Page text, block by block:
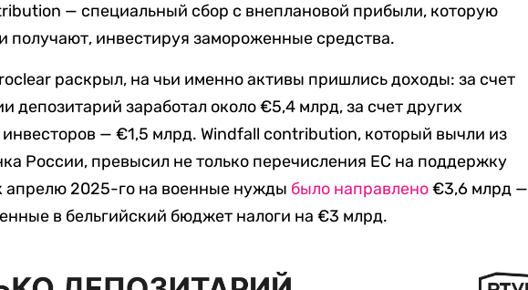
— специальный сбор с внеплановой прибыли, которую
получают, инвестируя замороженные средства.
раскрыл, на чьи именно активы пришлись доходы: за счет
депозитарий заработал около €5,4 млрд, за счет других
— €1,5 млрд. Windfall contribution, который вычли из
России, превысил не только перечисления ЕС на поддержку
апрелю 2025-го на военные нужды было направлено€3,6 млрд —
в бельгийский бюджет налоги на €3 млрд.